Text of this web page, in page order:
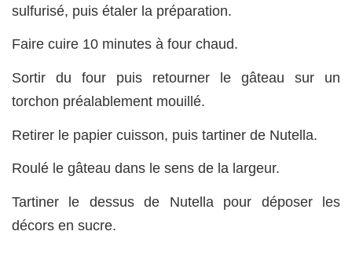
sulfurisé, puis étaler la préparation.
Faire cuire 10 minutes à four chaud.
Sortir du four puis retourner le gâteau sur un
torchon préalablement mouillé.
Retirer le papier cuisson, puis tartiner de Nutella.
Roulé le gâteau dans le sens de la largeur.
Tartiner le dessus de Nutella pour déposer les
décors en sucre.